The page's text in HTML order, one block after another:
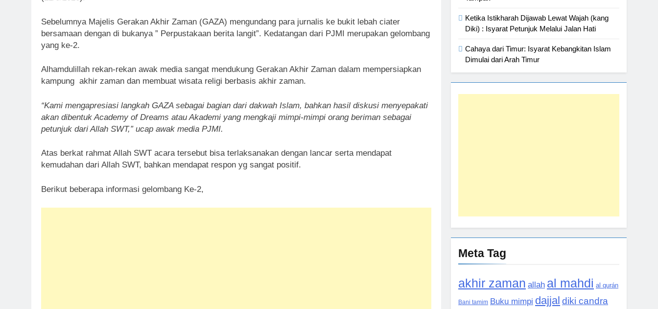
Sebelumnya Majelis Gerakan Akhir Zaman (GAZA) mengundang para jurnalis ke bukit lebah ciater
bersamaan dengan di bukanya ” Perpustakaan berita langit”. Kedatangan dari PJMI merupakan gelombang
yang ke-2.
Alhamdulillah rekan-rekan awak media sangat mendukung Gerakan Akhir Zaman dalam mempersiapkan
kampung akhir zaman dan membuat wisata religi berbasis akhir zaman.
“Kami mengapresiasi langkah GAZA sebagai bagian dari dakwah Islam, bahkan hasil diskusi menyepakati
akan dibentuk Academy of Dreams atau Akademi yang mengkaji mimpi-mimpi orang beriman sebagai
petunjuk dari Allah SWT,” ucap awak media PJMI.
Atas berkat rahmat Allah SWT acara tersebut bisa terlaksanakan dengan lancar serta mendapat
kemudahan dari Allah SWT, bahkan mendapat respon yg sangat positif.
Berikut beberapa informasi gelombang Ke-2,
Ketika Istikharah Dijawab Lewat Wajah (kang
Diki) : Isyarat Petunjuk Melalui Jalan Hati
Cahaya dari Timur: Isyarat Kebangkitan Islam
Dimulai dari Arah Timur
Meta Tag
akhir zaman allah al mahdi al qurán
Bani tamim Buku mimpi dajjal diki candra